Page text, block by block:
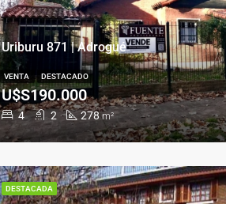
Uriburu 871 | Adrogué
4 2 278 m²
U$S190.000
VENTA DESTACADO
DESTACADA